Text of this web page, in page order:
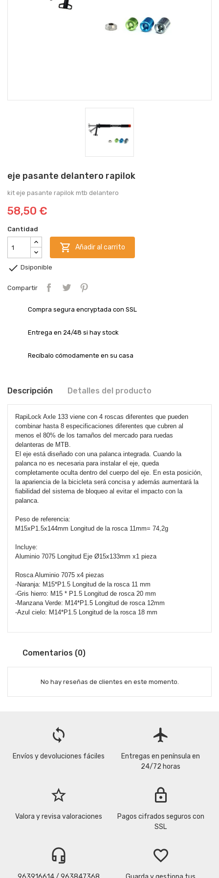
eje pasante delantero rapilok
kit eje pasante rapilok mtb delantero
58,50 €
Cantidad
 Añadir al carrito
 Dsiponible
Compartir
Compra segura encryptada con SSL
Entrega en 24/48 si hay stock
Recíbalo cómodamente en su casa
Descripción Detalles del producto
RapiLock Axle 133 viene con 4 roscas diferentes que pueden
combinar hasta 8 especificaciones diferentes que cubren al
menos el 80% de los tamaños del mercado para ruedas
delanteras de MTB.
El eje está diseñado con una palanca integrada. Cuando la
palanca no es necesaria para instalar el eje, queda
completamente oculta dentro del cuerpo del eje. En esta posición,
la apariencia de la bicicleta será concisa y además aumentará la
fiabilidad del sistema de bloqueo al evitar el impacto con la
palanca.
Peso de referencia:
M15xP1.5x144mm Longitud de la rosca 11mm= 74,2g
Incluye:
Aluminio 7075 Longitud Eje Ø15x133mm x1 pieza
Rosca Aluminio 7075 x4 piezas
-Naranja: M15*P1.5 Longitud de la rosca 11 mm
-Gris hierro: M15 * P1.5 Longitud de rosca 20 mm
-Manzana Verde: M14*P1.5 Longitud de rosca 12mm
-Azul cielo: M14*P1.5 Longitud de la rosca 18 mm
Comentarios (0)
No hay reseñas de clientes en este momento.
loop
Envíos y devoluciones fáciles
flight
Entregas en península en
24/72 horas
star_border
Valora y revisa valoraciones
lock
Pagos cifrados seguros con
SSL
headset_mic favorite_border